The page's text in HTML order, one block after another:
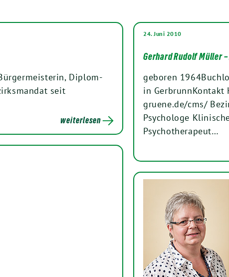
Diplom-
seit
weiterlesen
24. Juni 2010
Gerhard Rudolf Müller
geboren
in
gruene.de/cms/
Psychologe
Psychotherapeut…